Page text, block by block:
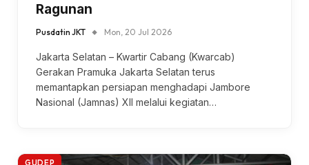
Ragunan
Pusdatin JKT Mon, 20 Jul 2026
Jakarta Selatan – Kwartir Cabang (Kwarcab)
Gerakan Pramuka Jakarta Selatan terus
memantapkan persiapan menghadapi Jambore
Nasional (Jamnas) XII melalui kegiatan…
GUDEP